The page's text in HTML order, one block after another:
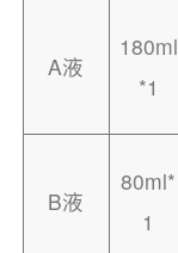
A液
180ml
*1
B液
80ml*
1